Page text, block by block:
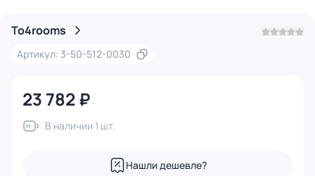
To4rooms
Артикул: 3-50-512-0030
23 782 ₽
В наличии 1 шт.
Нашли дешевле?